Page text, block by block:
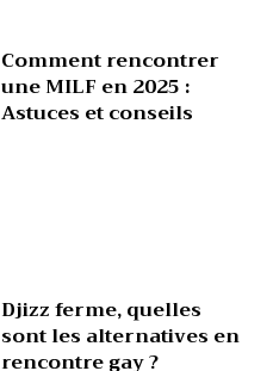
Comment rencontrer
une MILF en 2025 :
Astuces et conseils
Djizz ferme, quelles
sont les alternatives en
rencontre gay ?